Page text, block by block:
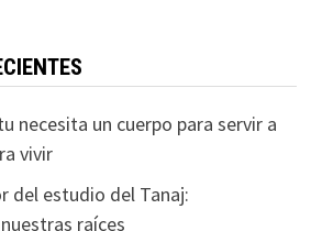
necesita un cuerpo para servir a
vivir
del estudio del Tanaj:
raíces